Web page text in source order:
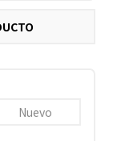
Nuevo